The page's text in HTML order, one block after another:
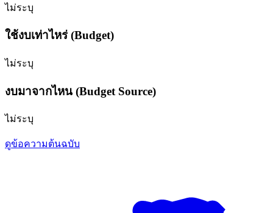
ไม่ระบุ
ใช้งบเท่าไหร่ (Budget)
ไม่ระบุ
งบมาจากไหน (Budget Source)
ไม่ระบุ
ดูข้อความต้นฉบับ